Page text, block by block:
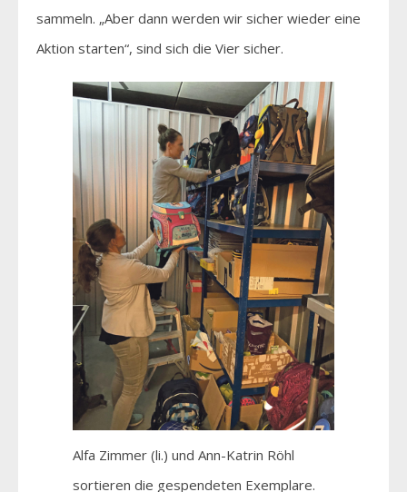
sammeln. „Aber dann werden wir sicher wieder eine
Aktion starten“, sind sich die Vier sicher.
Alfa Zimmer (li.) und Ann-Katrin Röhl
sortieren die gespendeten Exemplare.